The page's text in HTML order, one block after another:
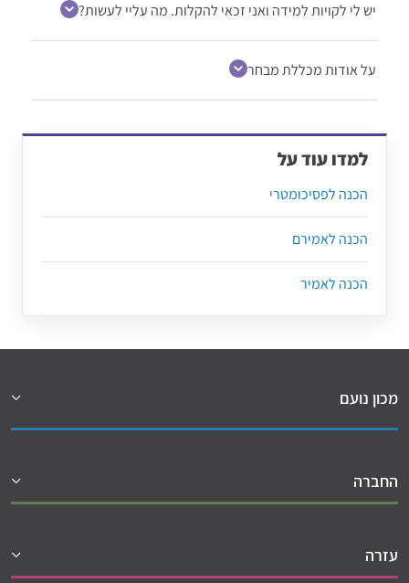
יש לי לקויות למידה ואני זכאי להקלות. מה עליי לעשות?
על אודות מכללת מבחר
למדו עוד על
הכנה לפסיכומטרי
הכנה לאמירם
הכנה לאמיר
מכון נועם
החברה
עזרה